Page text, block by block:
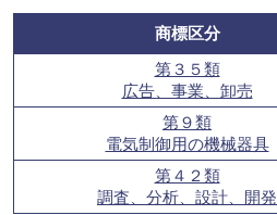
商標区分
第３５類
広告、事業、卸売
第９類
電気制御用の機械器具
第４２類
調査、分析、設計、開発